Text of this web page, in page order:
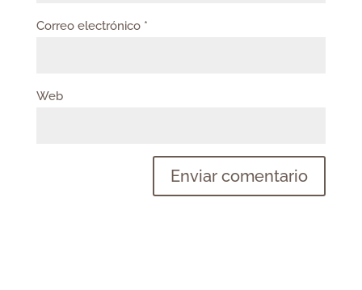
Correo electrónico *
Web